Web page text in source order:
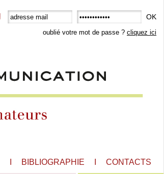
OK
oublié votre mot de passe ? cliquez ici
BIBLIOGRAPHIE CONTACTS